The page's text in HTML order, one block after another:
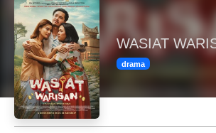
WASIAT
drama